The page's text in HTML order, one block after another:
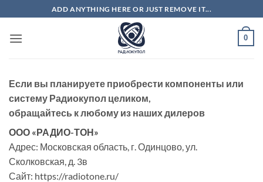
to
content
ADD ANYTHING HERE OR JUST REMOVE IT...
0
Если вы планируете приобрести компоненты или
систему Радиокупол целиком,
обращайтесь к любому из наших дилеров
ООО «РАДИО-ТОН»
Адрес: Московская область, г. Одинцово, ул.
Сколковская, д. 3в
Сайт: https://radiotone.ru/